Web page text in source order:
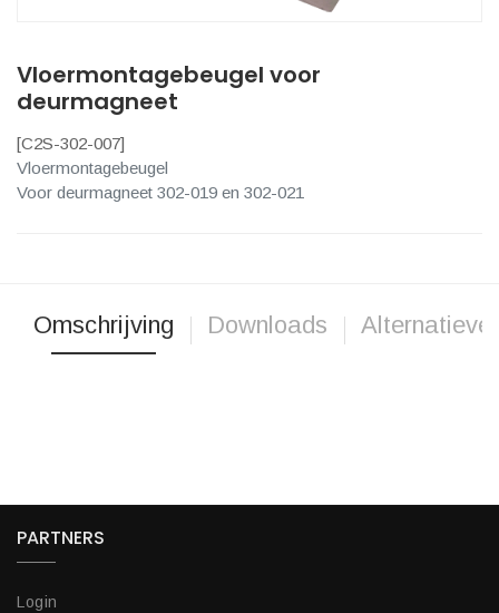
Vloermontagebeugel voor
deurmagneet
[C2S-302-007]
Vloermontagebeugel
Voor deurmagneet 302-019 en 302-021
Omschrijving Downloads Alternatieve
PARTNERS
Login